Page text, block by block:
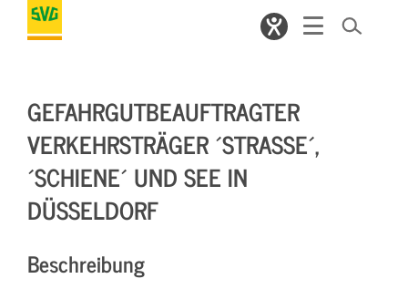
GEFAHRGUTBEAUFTRAGTER
VERKEHRSTRÄGER ´STRASSE´, ´
SCHIENE´ UND SEE IN D
ÜSSELDORF
Beschreibung